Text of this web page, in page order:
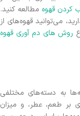
کردن قهوه مطالعه کنید.
می‌توانید قهوه‌های از
روش های دم آوری قهوه
به دسته‌های مختلفی
بر طعم، عطر، و میزان